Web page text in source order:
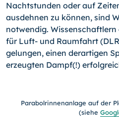
Nachtstunden oder auf
ausdehnen zu können, sind
notwendig.
für Luft- und Raumfahrt
gelungen, einen derartigen
erzeugten Dampf(!)
Parabolrinnenanlage auf der
(siehe